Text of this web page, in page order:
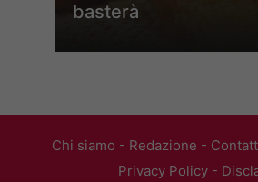
basterà
Chi siamo - Redazione -
Privacy Policy-